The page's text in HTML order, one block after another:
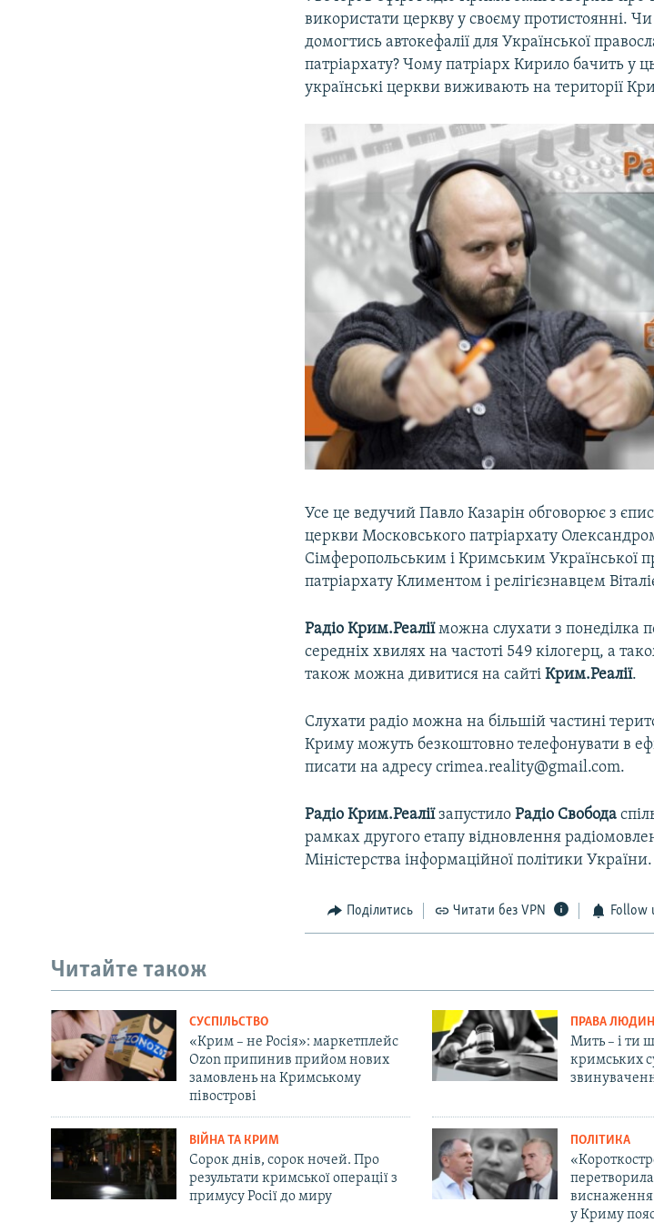
використати церкву у своєму протистоянні.
домогтись автокефалії для Української
патріархату? Чому патріарх Кирило бачить у
українські церкви виживають на території
Усе це ведучий Павло Казарін обговорює з
церкви Московського патріархату
Сімферопольським і Кримським Української
патріархату Климентом і релігієзнавцем
Радіо Крим.Реаліїможна слухати з понеділка
середніх хвилях на частоті 549 кілогерц, а
також можна дивитися на сайтіКрим.Реалії.
Слухати радіо можна на більшій частині
Криму можуть безкоштовно телефонувати в
писати на адресу crimea.reality@gmail.com.
Радіо Крим.РеаліїзапустилоРадіо Свобода
рамках другого етапу відновлення
Міністерства інформаційної політики України.
Поділитись Читати без VPN Follow
Читайте також
СУСПІЛЬСТВО
«Крим – не Росія»: маркетплейс
Ozon припинив прийом нових
замовлень на Кримському
півострові
ПРАВА
Мить – і ти
кримських
ВІЙНА ТА КРИМ
Сорок днів, сорок ночей. Про
результати кримської операції з
примусу Росії до миру
ПОЛІТИКА
у Криму